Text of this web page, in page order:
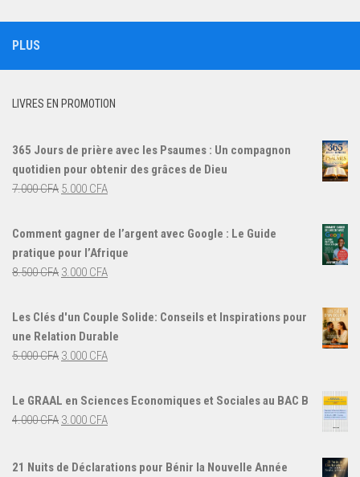
PLUS
LIVRES EN PROMOTION
365 Jours de prière avec les Psaumes : Un compagnon
quotidien pour obtenir des grâces de Dieu
7.000CFA Le
était :
7.000 CFA.
5.000 CFALe
actuel
est :
Comment gagner de l’argent avec Google : Le Guide
pratique pour l’Afrique
8.500CFA Le
initial
était :
8.500 CFA.
3.000 CFALe
actuel
est :
Les Clés d'un Couple Solide: Conseils et Inspirations pour
une Relation Durable
5.000CFA Le
initial
était :
3.000 CFALe
actuel
Le GRAAL en Sciences Economiques et Sociales au BAC B
4.000CFA Le
3.000 CFALe
21 Nuits de Déclarations pour Bénir la Nouvelle Année